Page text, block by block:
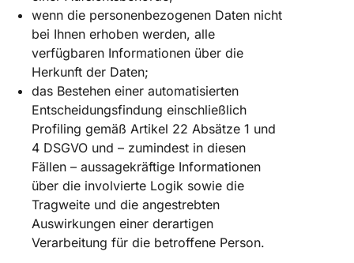
wenn die personenbezogenen Daten nicht
bei Ihnen erhoben werden, alle
verfügbaren Informationen über die
Herkunft der Daten;
das Bestehen einer automatisierten
Entscheidungsfindung einschließlich
Profiling gemäß Artikel 22 Absätze 1 und
4 DSGVO und – zumindest in diesen
Fällen – aussagekräftige Informationen
über die involvierte Logik sowie die
Tragweite und die angestrebten
Auswirkungen einer derartigen
Verarbeitung für die betroffene Person.